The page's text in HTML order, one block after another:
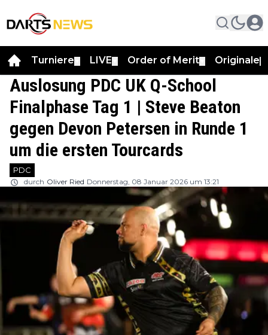
Turniere LIVE Order of Merit Originale
Auslosung PDC UK Q-School
Finalphase Tag 1 | Steve Beaton
gegen Devon Petersen in Runde 1
um die ersten Tourcards
PDC
durch Oliver Ried Donnerstag, 08 Januar 2026 um 13:21